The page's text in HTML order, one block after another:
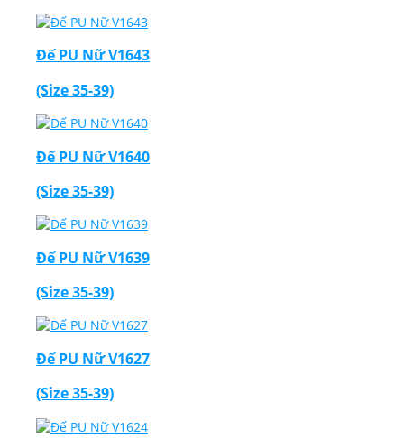
Đế PU Nữ V1643
(Size 35-39)
Đế PU Nữ V1640
(Size 35-39)
Đế PU Nữ V1639
(Size 35-39)
Đế PU Nữ V1627
(Size 35-39)